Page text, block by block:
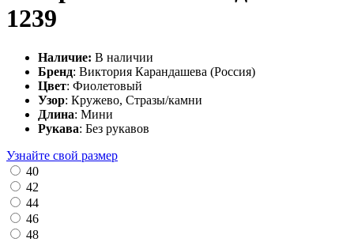
1239
Наличие: В наличии
Бренд: Виктория Карандашева (Россия)
Цвет: Фиолетовый
Узор: Кружево, Стразы/камни
Длина: Мини
Рукава: Без рукавов
Узнайте свой размер
40
42
44
46
48